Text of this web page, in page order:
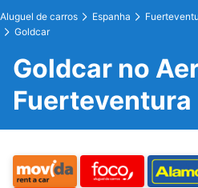
Aluguel de carros Espanha
Goldcar
Goldcar no
Fuerteventura